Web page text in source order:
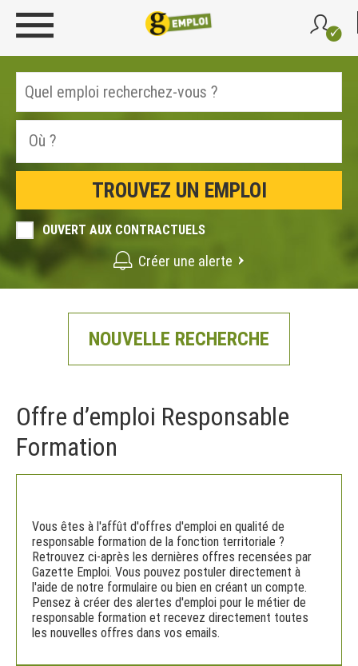
OUVERT AUX CONTRACTUELS
Créer une alerte
NOUVELLE RECHERCHE
Offre d’emploi Responsable
Formation
Vous êtes à l'affût d'offres d'emploi en qualité de
responsable formation de la fonction territoriale ?
Retrouvez ci-après les dernières offres recensées par
Gazette Emploi. Vous pouvez postuler directement à
l'aide de notre formulaire ou bien en créant un compte.
Pensez à créer des alertes d'emploi pour le métier de
responsable formation et recevez directement toutes
les nouvelles offres dans vos emails.